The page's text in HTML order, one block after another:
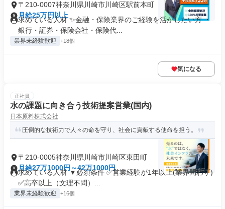
〒210-0007神奈川県川崎市川崎区駅前本町
月給25万円以上
求めている人材 ✨金融・保険業界のご経験を活かしたい方 ・
銀行・証券・保険会社・保険代...
業界未経験歓迎 +18個
気になる
正社員
水の課題に向き合う技術提案営業(国内)
日本原料株式会社
圧倒的な技術力で人々の命を守り、社会に貢献する使命を担う。
〒210-0005神奈川県川崎市川崎区東田町
月給27万1000円～42万1000円
求めている人材 ▼必須条件 ✅営業経験が1年以上(業界問わず)
✅高卒以上（文理不問）...
業界未経験歓迎 +16個